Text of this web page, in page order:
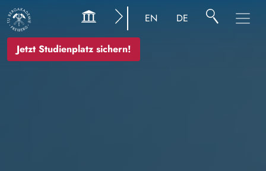
Jetzt Studienplatz sichern!
EN DE
Bild